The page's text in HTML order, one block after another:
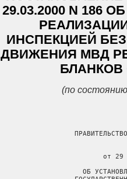
29.03.2000 N 186
ИНСПЕКЦИЕЙ
ДВИЖЕНИЯ МВД
БЛАНКОВ
(по
от 29
ОБ